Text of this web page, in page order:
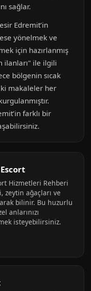
sağlar.
Edremit’in
yönelmek ve
için hazırlanmış
ilanları" ile ilgili
bölgenin sıcak
makaleler her
farklı bir
Hizmetleri Rehberi
zeytin ağaçları ve
bilinir. Bu huzurlu
anlarınızı
isteyebilirsiniz.